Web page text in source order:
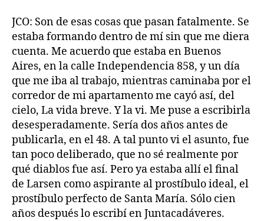
JCO: Son de esas cosas que pasan fatalmente. Se
estaba formando dentro de mí sin que me diera
cuenta. Me acuerdo que estaba en Buenos
Aires, en la calle Independencia 858, y un día
que me iba al trabajo, mientras caminaba por el
corredor de mi apartamento me cayó así, del
cielo, La vida breve. Y la vi. Me puse a escribirla
desesperadamente. Sería dos años antes de
publicarla, en el 48. A tal punto vi el asunto, fue
tan poco deliberado, que no sé realmente por
qué diablos fue así. Pero ya estaba allí el final
de Larsen como aspirante al prostíbulo ideal, el
prostíbulo perfecto de Santa María. Sólo cien
años después lo escribí en Juntacadáveres.